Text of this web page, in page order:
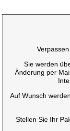
Sie werden
Änderung per
Auf Wunsch
Stellen Sie Ihr